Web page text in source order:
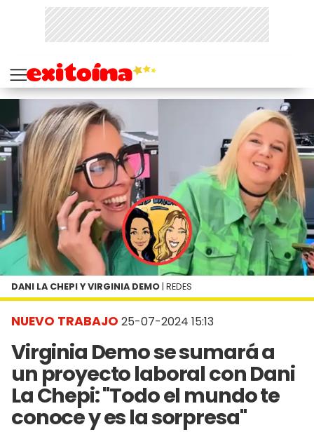
NUEVO TRABAJO 25-07-2024 15:13
Virginia Demo se sumará a
un proyecto laboral con Dani
La Chepi: "Todo el mundo te
conoce y es la sorpresa"
DANI LA CHEPI Y VIRGINIA DEMO | REDES